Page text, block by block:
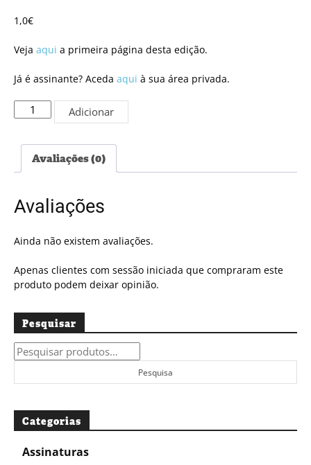
1,0€
Veja aqui a primeira página desta edição.
Já é assinante? Aceda aqui à sua área privada.
Quantidade
de
#5429
Adicionar
Avaliações (0)
Avaliações
Ainda não existem avaliações.
Apenas clientes com sessão iniciada que compraram este
produto podem deixar opinião.
Pesquisar
Pesquisar
por:
Pesquisa
Categorias
Assinaturas